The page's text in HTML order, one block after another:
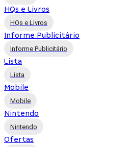
HQs e Livros
HQs e Livros
Informe Publicitário
Informe Publicitário
Lista
Lista
Mobile
Mobile
Nintendo
Nintendo
Ofertas